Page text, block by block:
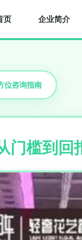
页 企业简介
位咨询指南
门槛到回